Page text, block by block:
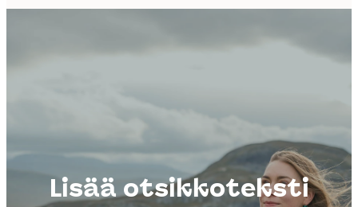
Lisää otsikkoteksti